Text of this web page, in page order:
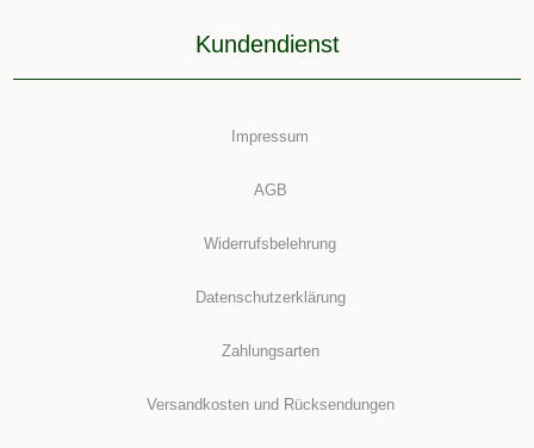
Kundendienst
Impressum
AGB
Widerrufsbelehrung
Datenschutzerklärung
Zahlungsarten
Versandkosten und Rücksendungen